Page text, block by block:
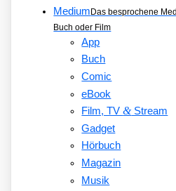
MediumDas besprochene
Buch oder Film
App
Buch
Comic
eBook
Film, TV&Stream
Gadget
Hörbuch
Magazin
Musik